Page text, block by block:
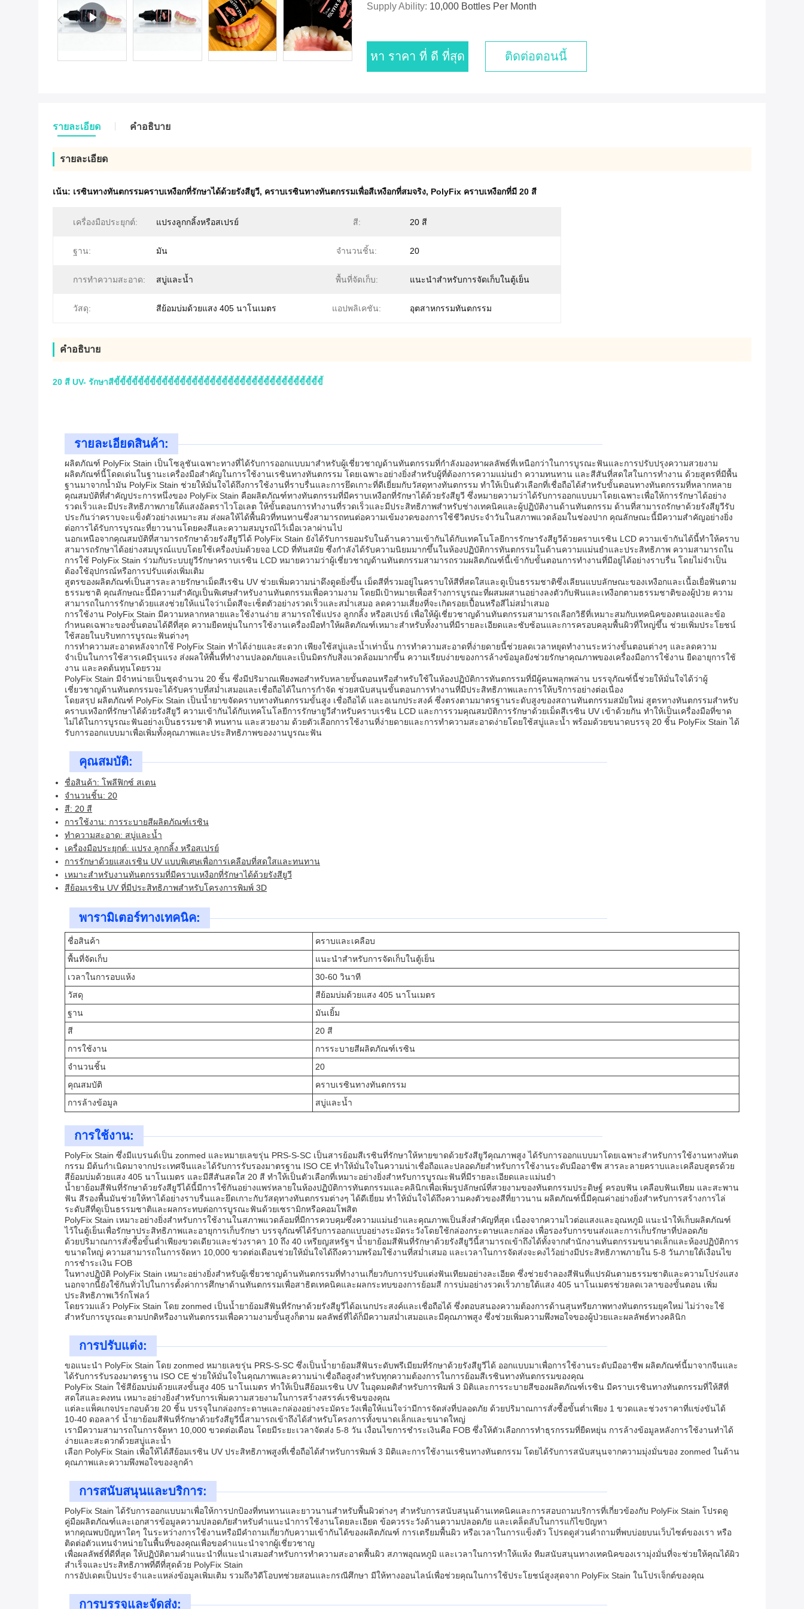
Supply Ability: 10,000 Bottles Per Month
หา ราคา ที่ ดี ที่สุด ติดต่อตอนนี้
รายละเอียด คําอธิบาย
รายละเอียด
เน้น: เรซินทางทันตกรรมคราบเหงือกที่รักษาได้ด้วยรังสียูวี, คราบเรซินทางทันตกรรมเพื่อสีเหงือกที่สมจริง, PolyFix คราบเหงือกที่มี 20 สี
เครื่องมือประยุกต์: แปรงลูกกลิ้งหรือสเปรย์ สี: 20 สี
ฐาน: มัน จำนวนชิ้น: 20
การทำความสะอาด: สบู่และน้ำ พื้นที่จัดเก็บ: แนะนำสำหรับการจัดเก็บในตู้เย็น
วัสดุ: สีย้อมบ่มด้วยแสง 405 นาโนเมตร แอปพลิเคชัน: อุตสาหกรรมทันตกรรม
คําอธิบาย
20 สี UV- รักษาสีขี้ขี้ขี้ขี้ขี้ขี้ขี้ขี้ขี้ขี้ขี้ขี้ขี้ขี้ขี้ขี้ขี้ขี้ขี้ขี้ขี้ขี้ขี้ขี้ขี้ขี้ขี้ขี้ขี้ขี้ขี้ขี้ขี้ขี้ขี้
รายละเอียดสินค้า:
ผลิตภัณฑ์ PolyFix Stain เป็นโซลูชันเฉพาะทางที่ได้รับการออกแบบมาสำหรับผู้เชี่ยวชาญด้านทันตกรรมที่กำลังมองหาผลลัพธ์ที่เหนือกว่าในการบูรณะฟันและการปรับปรุงความสวยงาม
ผลิตภัณฑ์นี้โดดเด่นในฐานะเครื่องมือสำคัญในการใช้งานเรซินทางทันตกรรม โดยเฉพาะอย่างยิ่งสำหรับผู้ที่ต้องการความแม่นยำ ความทนทาน และสีสันที่สดใสในการทำงาน ด้วยสูตรที่มีพื้น
ฐานมาจากน้ำมัน PolyFix Stain ช่วยให้มั่นใจได้ถึงการใช้งานที่ราบรื่นและการยึดเกาะที่ดีเยี่ยมกับวัสดุทางทันตกรรม ทำให้เป็นตัวเลือกที่เชื่อถือได้สำหรับขั้นตอนทางทันตกรรมที่หลากหลาย
คุณสมบัติที่สำคัญประการหนึ่งของ PolyFix Stain คือผลิตภัณฑ์ทางทันตกรรมที่มีคราบเหงือกที่รักษาได้ด้วยรังสียูวี ซึ่งหมายความว่าได้รับการออกแบบมาโดยเฉพาะเพื่อให้การรักษาได้อย่าง
รวดเร็วและมีประสิทธิภาพภายใต้แสงอัลตราไวโอเลต ให้ขั้นตอนการทำงานที่รวดเร็วและมีประสิทธิภาพสำหรับช่างเทคนิคและผู้ปฏิบัติงานด้านทันตกรรม ด้านที่สามารถรักษาด้วยรังสียูวีรับ
ประกันว่าคราบจะแข็งตัวอย่างเหมาะสม ส่งผลให้ได้พื้นผิวที่ทนทานซึ่งสามารถทนต่อความเข้มงวดของการใช้ชีวิตประจำวันในสภาพแวดล้อมในช่องปาก คุณลักษณะนี้มีความสำคัญอย่างยิ่ง
ต่อการได้รับการบูรณะที่ยาวนานโดยคงสีและความสมบูรณ์ไว้เมื่อเวลาผ่านไป
นอกเหนือจากคุณสมบัติที่สามารถรักษาด้วยรังสียูวีได้ PolyFix Stain ยังได้รับการยอมรับในด้านความเข้ากันได้กับเทคโนโลยีการรักษารังสียูวีด้วยคราบเรซิน LCD ความเข้ากันได้นี้ทำให้คราบ
สามารถรักษาได้อย่างสมบูรณ์แบบโดยใช้เครื่องบ่มด้วยจอ LCD ที่ทันสมัย ​​ซึ่งกำลังได้รับความนิยมมากขึ้นในห้องปฏิบัติการทันตกรรมในด้านความแม่นยำและประสิทธิภาพ ความสามารถใน
การใช้ PolyFix Stain ร่วมกับระบบยูวีรักษาคราบเรซิน LCD หมายความว่าผู้เชี่ยวชาญด้านทันตกรรมสามารถรวมผลิตภัณฑ์นี้เข้ากับขั้นตอนการทำงานที่มีอยู่ได้อย่างราบรื่น โดยไม่จำเป็น
ต้องใช้อุปกรณ์หรือการปรับแต่งเพิ่มเติม
สูตรของผลิตภัณฑ์เป็นสารละลายรักษาเม็ดสีเรซิน UV ช่วยเพิ่มความน่าดึงดูดยิ่งขึ้น เม็ดสีที่รวมอยู่ในคราบให้สีที่สดใสและดูเป็นธรรมชาติซึ่งเลียนแบบลักษณะของเหงือกและเนื้อเยื่อฟันตาม
ธรรมชาติ คุณลักษณะนี้มีความสำคัญเป็นพิเศษสำหรับงานทันตกรรมเพื่อความงาม โดยมีเป้าหมายเพื่อสร้างการบูรณะที่ผสมผสานอย่างลงตัวกับฟันและเหงือกตามธรรมชาติของผู้ป่วย ความ
สามารถในการรักษาด้วยแสงช่วยให้แน่ใจว่าเม็ดสีจะเซ็ตตัวอย่างรวดเร็วและสม่ำเสมอ ลดความเสี่ยงที่จะเกิดรอยเปื้อนหรือสีไม่สม่ำเสมอ
การใช้งาน PolyFix Stain มีความหลากหลายและใช้งานง่าย สามารถใช้แปรง ลูกกลิ้ง หรือสเปรย์ เพื่อให้ผู้เชี่ยวชาญด้านทันตกรรมสามารถเลือกวิธีที่เหมาะสมกับเทคนิคของตนเองและข้อ
กำหนดเฉพาะของขั้นตอนได้ดีที่สุด ความยืดหยุ่นในการใช้งานเครื่องมือทำให้ผลิตภัณฑ์เหมาะสำหรับทั้งงานที่มีรายละเอียดและซับซ้อนและการครอบคลุมพื้นผิวที่ใหญ่ขึ้น ช่วยเพิ่มประโยชน์
ใช้สอยในบริบทการบูรณะฟันต่างๆ
การทำความสะอาดหลังจากใช้ PolyFix Stain ทำได้ง่ายและสะดวก เพียงใช้สบู่และน้ำเท่านั้น การทำความสะอาดที่ง่ายดายนี้ช่วยลดเวลาหยุดทำงานระหว่างขั้นตอนต่างๆ และลดความ
จำเป็นในการใช้สารเคมีรุนแรง ส่งผลให้พื้นที่ทำงานปลอดภัยและเป็นมิตรกับสิ่งแวดล้อมมากขึ้น ความเรียบง่ายของการล้างข้อมูลยังช่วยรักษาคุณภาพของเครื่องมือการใช้งาน ยืดอายุการใช้
งาน และลดต้นทุนโดยรวม
PolyFix Stain มีจำหน่ายเป็นชุดจำนวน 20 ชิ้น ซึ่งมีปริมาณเพียงพอสำหรับหลายขั้นตอนหรือสำหรับใช้ในห้องปฏิบัติการทันตกรรมที่มีผู้คนพลุกพล่าน บรรจุภัณฑ์นี้ช่วยให้มั่นใจได้ว่าผู้
เชี่ยวชาญด้านทันตกรรมจะได้รับคราบที่สม่ำเสมอและเชื่อถือได้ในการกำจัด ช่วยสนับสนุนขั้นตอนการทำงานที่มีประสิทธิภาพและการให้บริการอย่างต่อเนื่อง
โดยสรุป ผลิตภัณฑ์ PolyFix Stain เป็นน้ำยาขจัดคราบทางทันตกรรมขั้นสูง เชื่อถือได้ และอเนกประสงค์ ซึ่งตรงตามมาตรฐานระดับสูงของสถานทันตกรรมสมัยใหม่ สูตรทางทันตกรรมสำหรับ
คราบเหงือกที่รักษาได้ด้วยรังสียูวี ความเข้ากันได้กับเทคโนโลยีการรักษายูวีสำหรับคราบเรซิน LCD และการรวมคุณสมบัติการรักษาด้วยเม็ดสีเรซิน UV เข้าด้วยกัน ทำให้เป็นเครื่องมือที่ขาด
ไม่ได้ในการบูรณะฟันอย่างเป็นธรรมชาติ ทนทาน และสวยงาม ด้วยตัวเลือกการใช้งานที่ง่ายดายและการทำความสะอาดง่ายโดยใช้สบู่และน้ำ พร้อมด้วยขนาดบรรจุ 20 ชิ้น PolyFix Stain ได้
รับการออกแบบมาเพื่อเพิ่มทั้งคุณภาพและประสิทธิภาพของงานบูรณะฟัน
คุณสมบัติ:
ชื่อสินค้า: โพลีฟิกซ์ สเตน
จำนวนชิ้น: 20
สี: 20 สี
การใช้งาน: การระบายสีผลิตภัณฑ์เรซิน
ทำความสะอาด: สบู่และน้ำ
เครื่องมือประยุกต์: แปรง ลูกกลิ้ง หรือสเปรย์
การรักษาด้วยแสงเรซิน UV แบบพิเศษเพื่อการเคลือบที่สดใสและทนทาน
เหมาะสำหรับงานทันตกรรมที่มีคราบเหงือกที่รักษาได้ด้วยรังสียูวี
สีย้อมเรซิน UV ที่มีประสิทธิภาพสำหรับโครงการพิมพ์ 3D
พารามิเตอร์ทางเทคนิค:
ชื่อสินค้า
คราบและเคลือบ
พื้นที่จัดเก็บ
แนะนำสำหรับการจัดเก็บในตู้เย็น
เวลาในการอบแห้ง
30-60 วินาที
วัสดุ
สีย้อมบ่มด้วยแสง 405 นาโนเมตร
ฐาน
มันเยิ้ม
สี
20 สี
การใช้งาน
การระบายสีผลิตภัณฑ์เรซิน
จำนวนชิ้น
20
คุณสมบัติ
คราบเรซินทางทันตกรรม
การล้างข้อมูล
สบู่และน้ำ
การใช้งาน:
PolyFix Stain ซึ่งมีแบรนด์เป็น zonmed และหมายเลขรุ่น PRS-S-SC เป็นสารย้อมสีเรซินที่รักษาให้หายขาดด้วยรังสียูวีคุณภาพสูง ได้รับการออกแบบมาโดยเฉพาะสำหรับการใช้งานทางทันต
กรรม มีต้นกำเนิดมาจากประเทศจีนและได้รับการรับรองมาตรฐาน ISO CE ทำให้มั่นใจในความน่าเชื่อถือและปลอดภัยสำหรับการใช้งานระดับมืออาชีพ สารละลายคราบและเคลือบสูตรด้วย
สีย้อมบ่มด้วยแสง 405 นาโนเมตร และมีสีสันสดใส 20 สี ทำให้เป็นตัวเลือกที่เหมาะอย่างยิ่งสำหรับการบูรณะฟันที่มีรายละเอียดและแม่นยำ
น้ำยาย้อมสีฟันที่รักษาด้วยรังสียูวีได้นี้มีการใช้กันอย่างแพร่หลายในห้องปฏิบัติการทันตกรรมและคลินิกเพื่อเพิ่มรูปลักษณ์ที่สวยงามของทันตกรรมประดิษฐ์ ครอบฟัน เคลือบฟันเทียม และสะพาน
ฟัน สีรองพื้นมันช่วยให้ทาได้อย่างราบรื่นและยึดเกาะกับวัสดุทางทันตกรรมต่างๆ ได้ดีเยี่ยม ทำให้มั่นใจได้ถึงความคงตัวของสีที่ยาวนาน ผลิตภัณฑ์นี้มีคุณค่าอย่างยิ่งสำหรับการสร้างการไล่
ระดับสีที่ดูเป็นธรรมชาติและผลกระทบต่อการบูรณะฟันด้วยเซรามิกหรือคอมโพสิต
PolyFix Stain เหมาะอย่างยิ่งสำหรับการใช้งานในสภาพแวดล้อมที่มีการควบคุมซึ่งความแม่นยำและคุณภาพเป็นสิ่งสำคัญที่สุด เนื่องจากความไวต่อแสงและอุณหภูมิ แนะนำให้เก็บผลิตภัณฑ์
ไว้ในตู้เย็นเพื่อรักษาประสิทธิภาพและอายุการเก็บรักษา บรรจุภัณฑ์ได้รับการออกแบบอย่างระมัดระวังโดยใช้กล่องกระดาษและกล่อง เพื่อรองรับการขนส่งและการเก็บรักษาที่ปลอดภัย
ด้วยปริมาณการสั่งซื้อขั้นต่ำเพียงขวดเดียวและช่วงราคา 10 ถึง 40 เหรียญสหรัฐฯ น้ำยาย้อมสีฟันที่รักษาด้วยรังสียูวีนี้สามารถเข้าถึงได้ทั้งจากสำนักงานทันตกรรมขนาดเล็กและห้องปฏิบัติการ
ขนาดใหญ่ ความสามารถในการจัดหา 10,000 ขวดต่อเดือนช่วยให้มั่นใจได้ถึงความพร้อมใช้งานที่สม่ำเสมอ และเวลาในการจัดส่งจะคงไว้อย่างมีประสิทธิภาพภายใน 5-8 วันภายใต้เงื่อนไข
การชำระเงิน FOB
ในทางปฏิบัติ PolyFix Stain เหมาะอย่างยิ่งสำหรับผู้เชี่ยวชาญด้านทันตกรรมที่ทำงานเกี่ยวกับการปรับแต่งฟันเทียมอย่างละเอียด ซึ่งช่วยจำลองสีฟันที่แปรผันตามธรรมชาติและความโปร่งแสง
นอกจากนี้ยังใช้กันทั่วไปในการตั้งค่าการศึกษาด้านทันตกรรมเพื่อสาธิตเทคนิคและผลกระทบของการย้อมสี การบ่มอย่างรวดเร็วภายใต้แสง 405 นาโนเมตรช่วยลดเวลาของขั้นตอน เพิ่ม
ประสิทธิภาพเวิร์กโฟลว์
โดยรวมแล้ว PolyFix Stain โดย zonmed เป็นน้ำยาย้อมสีฟันที่รักษาด้วยรังสียูวีได้อเนกประสงค์และเชื่อถือได้ ซึ่งตอบสนองความต้องการด้านสุนทรียภาพทางทันตกรรมยุคใหม่ ไม่ว่าจะใช้
สำหรับการบูรณะตามปกติหรืองานทันตกรรมเพื่อความงามขั้นสูงก็ตาม ผลลัพธ์ที่ได้ก็มีความสม่ำเสมอและมีคุณภาพสูง ซึ่งช่วยเพิ่มความพึงพอใจของผู้ป่วยและผลลัพธ์ทางคลินิก
การปรับแต่ง:
ขอแนะนำ PolyFix Stain โดย zonmed หมายเลขรุ่น PRS-S-SC ซึ่งเป็นน้ำยาย้อมสีฟันระดับพรีเมียมที่รักษาด้วยรังสียูวีได้ ออกแบบมาเพื่อการใช้งานระดับมืออาชีพ ผลิตภัณฑ์นี้มาจากจีนและ
ได้รับการรับรองมาตรฐาน ISO CE ช่วยให้มั่นใจในคุณภาพและความน่าเชื่อถือสูงสำหรับทุกความต้องการในการย้อมสีเรซินทางทันตกรรมของคุณ
PolyFix Stain ใช้สีย้อมบ่มด้วยแสงขั้นสูง 405 นาโนเมตร ทำให้เป็นสีย้อมเรซิน UV ในอุดมคติสำหรับการพิมพ์ 3 มิติและการระบายสีของผลิตภัณฑ์เรซิน มีคราบเรซินทางทันตกรรมที่ให้สีที่
สดใสและคงทน เหมาะอย่างยิ่งสำหรับการเพิ่มความสวยงามในการสร้างสรรค์เรซินของคุณ
แต่ละแพ็คเกจประกอบด้วย 20 ชิ้น บรรจุในกล่องกระดาษและกล่องอย่างระมัดระวังเพื่อให้แน่ใจว่ามีการจัดส่งที่ปลอดภัย ด้วยปริมาณการสั่งซื้อขั้นต่ำเพียง 1 ขวดและช่วงราคาที่แข่งขันได้
10-40 ดอลลาร์ น้ำยาย้อมสีฟันที่รักษาด้วยรังสียูวีนี้สามารถเข้าถึงได้สำหรับโครงการทั้งขนาดเล็กและขนาดใหญ่
เรามีความสามารถในการจัดหา 10,000 ขวดต่อเดือน โดยมีระยะเวลาจัดส่ง 5-8 วัน เงื่อนไขการชำระเงินคือ FOB ซึ่งให้ตัวเลือกการทำธุรกรรมที่ยืดหยุ่น การล้างข้อมูลหลังการใช้งานทำได้
ง่ายและสะดวกด้วยสบู่และน้ำ
เลือก PolyFix Stain เพื่อให้ได้สีย้อมเรซิน UV ประสิทธิภาพสูงที่เชื่อถือได้สำหรับการพิมพ์ 3 มิติและการใช้งานเรซินทางทันตกรรม โดยได้รับการสนับสนุนจากความมุ่งมั่นของ zonmed ในด้าน
คุณภาพและความพึงพอใจของลูกค้า
การสนับสนุนและบริการ:
PolyFix Stain ได้รับการออกแบบมาเพื่อให้การปกป้องที่ทนทานและยาวนานสำหรับพื้นผิวต่างๆ สำหรับการสนับสนุนด้านเทคนิคและการสอบถามบริการที่เกี่ยวข้องกับ PolyFix Stain โปรดดู
คู่มือผลิตภัณฑ์และเอกสารข้อมูลความปลอดภัยสำหรับคำแนะนำการใช้งานโดยละเอียด ข้อควรระวังด้านความปลอดภัย และเคล็ดลับในการแก้ไขปัญหา
หากคุณพบปัญหาใดๆ ในระหว่างการใช้งานหรือมีคำถามเกี่ยวกับความเข้ากันได้ของผลิตภัณฑ์ การเตรียมพื้นผิว หรือเวลาในการแข็งตัว โปรดดูส่วนคำถามที่พบบ่อยบนเว็บไซต์ของเรา หรือ
ติดต่อตัวแทนจำหน่ายในพื้นที่ของคุณเพื่อขอคำแนะนำจากผู้เชี่ยวชาญ
เพื่อผลลัพธ์ที่ดีที่สุด ให้ปฏิบัติตามคำแนะนำที่แนะนำเสมอสำหรับการทำความสะอาดพื้นผิว สภาพอุณหภูมิ และเวลาในการทำให้แห้ง ทีมสนับสนุนทางเทคนิคของเรามุ่งมั่นที่จะช่วยให้คุณได้ผิว
สำเร็จและประสิทธิภาพที่ดีที่สุดด้วย PolyFix Stain
การอัปเดตเป็นประจำและแหล่งข้อมูลเพิ่มเติม รวมถึงวิดีโอบทช่วยสอนและกรณีศึกษา มีให้ทางออนไลน์เพื่อช่วยคุณในการใช้ประโยชน์สูงสุดจาก PolyFix Stain ในโปรเจ็กต์ของคุณ
การบรรจุและจัดส่ง: